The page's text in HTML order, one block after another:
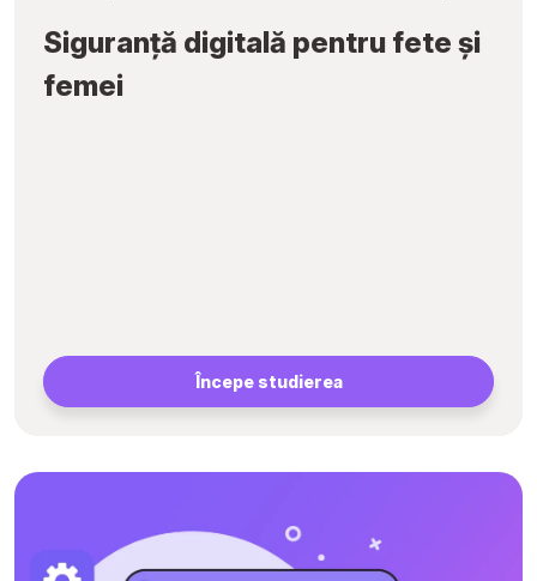
Siguranță digitală pentru fete și
femei
Începe studierea